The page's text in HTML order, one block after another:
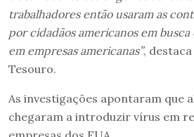
trabalhadores então usaram as
por cidadãos americanos em
em empresas americanas”,
Tesouro.
As investigações apontaram que
chegaram a introduzir vírus em